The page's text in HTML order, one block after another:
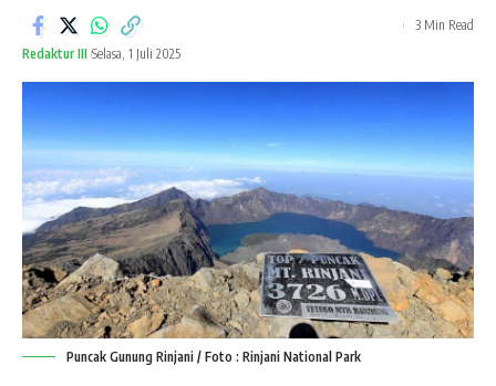
Redaktur III Selasa, 1 Juli 2025
3 Min Read
Puncak Gunung Rinjani / Foto : Rinjani National Park